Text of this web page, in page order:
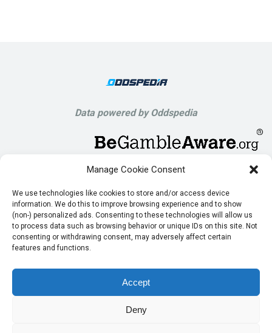
Manage Cookie Consent
We use technologies like cookies to store and/or access device
information. We do this to improve browsing experience and to show
(non-) personalized ads. Consenting to these technologies will allow us
to process data such as browsing behavior or unique IDs on this site. Not
consenting or withdrawing consent, may adversely affect certain
features and functions.
Accept
Deny
Data powered by Oddspedia